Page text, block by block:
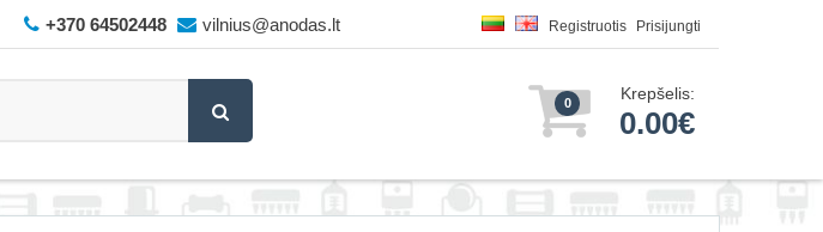
+370 64502448 vilnius@anodas.lt Registruotis Prisijungti
0 Krepšelis:
0.00€